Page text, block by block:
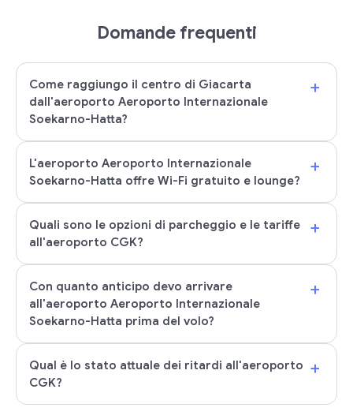
Domande frequenti
Come raggiungo il centro di Giacarta
dall'aeroporto Aeroporto Internazionale
Soekarno-Hatta?
+
L'aeroporto Aeroporto Internazionale
Soekarno-Hatta offre Wi-Fi gratuito e lounge?
+
Quali sono le opzioni di parcheggio e le tariffe
all'aeroporto CGK?
+
Con quanto anticipo devo arrivare
all'aeroporto Aeroporto Internazionale
Soekarno-Hatta prima del volo?
+
Qual è lo stato attuale dei ritardi all'aeroporto
CGK?
+